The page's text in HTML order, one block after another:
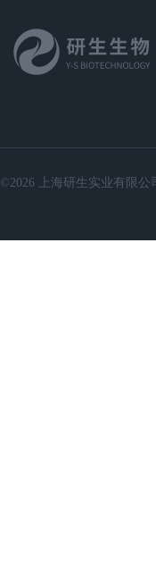
©2026 上海研生实业有限公